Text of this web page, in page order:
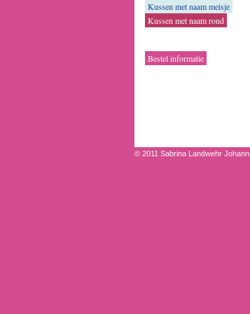
Kussen met naam meisje
Kussen met naam rond
Bestel informatie
© 2011 Sabrina Landwehr Johann